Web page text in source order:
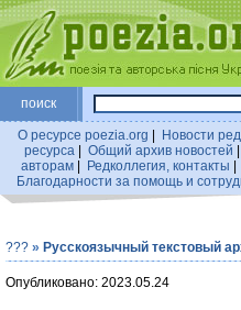
поиск
О ресурсе poezia.org
Новости
ресурса
Общий архив новостей
авторам| Редколлегия, контакты
Благодарности за помощь и
??? » Русскоязычный текстовый
Опубликовано: 2023.05.24